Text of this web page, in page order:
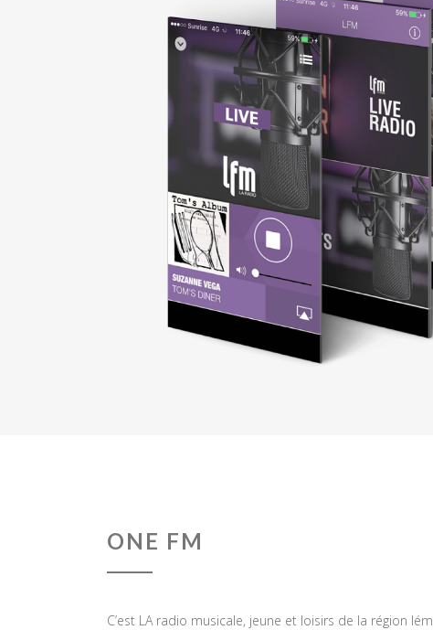
ONE FM
C’est LA radio musicale, jeune et loisirs de la région